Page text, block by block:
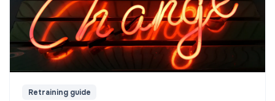
Retraining guide